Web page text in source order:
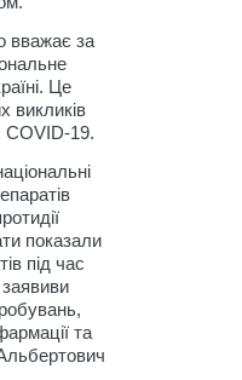
вважає за
Це
викликів
COVID-19.
показали
під час
та